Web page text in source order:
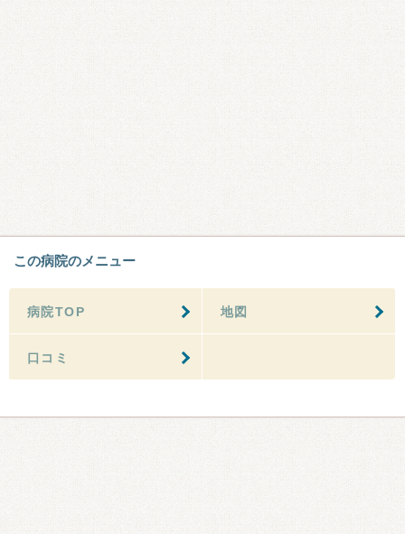
この病院のメニュー
病院TOP 地図
口コミ